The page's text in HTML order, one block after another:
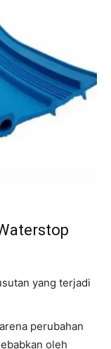
yang terjadi
perubahan
oleh